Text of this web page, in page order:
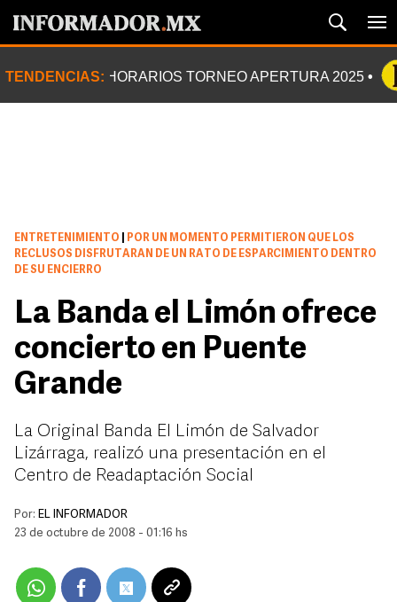
TENDENCIAS: HORARIOS TORNEO APERTURA 2025
ENTRETENIMIENTO
POR UN MOMENTO PERMITIERON QUE LOS
RECLUSOS DISFRUTARAN DE UN RATO DE ESPARCIMIENTO DENTRO
DE SU ENCIERRO
La Banda el Limón ofrece
concierto en Puente
Grande
La Original Banda El Limón de Salvador
Lizárraga, realizó una presentación en el
Centro de Readaptación Social
Por: EL INFORMADOR
23 de octubre de 2008 - 01:16 hs